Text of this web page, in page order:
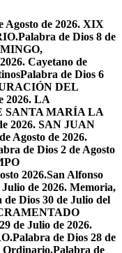
Agosto de 2026. XIX
Palabra de Dios 8 de
Cayetano de
Palabra de Dios 6
DEL
2026. LA
SANTA MARÍA LA
2026. SAN JUAN
Agosto de 2026.
de Dios 2 de Agosto
2026.San Alfonso
de 2026. Memoria,
de Dios 30 de Julio del
de Julio de 2026.
Palabra de Dios 28 de
Ordinario.Palabra de